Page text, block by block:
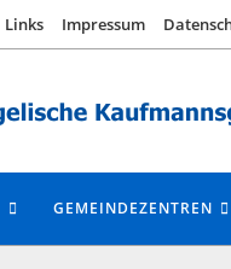
Links Impressum
GEMEINDEZENTREN